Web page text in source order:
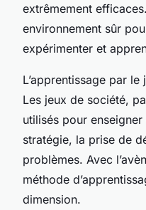
extrêmement
environnement sûr
expérimenter et
L’apprentissage par le
Les jeux de société,
utilisés pour
stratégie, la prise de
problèmes. Avec
méthode
dimension.